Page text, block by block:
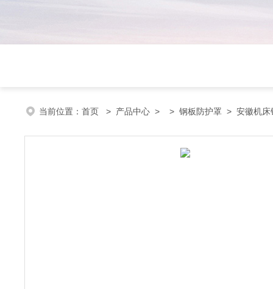
当前位置： 首页 > 产品中心 > > 钢板防护罩 > 安徽机床